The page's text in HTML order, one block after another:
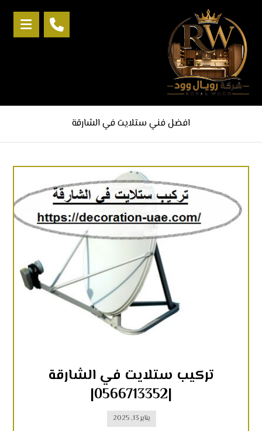
افضل فني ستلايت في الشارقة
تركيب ستلايت في الشارقة
|0566713352|
يناير 13, 2025